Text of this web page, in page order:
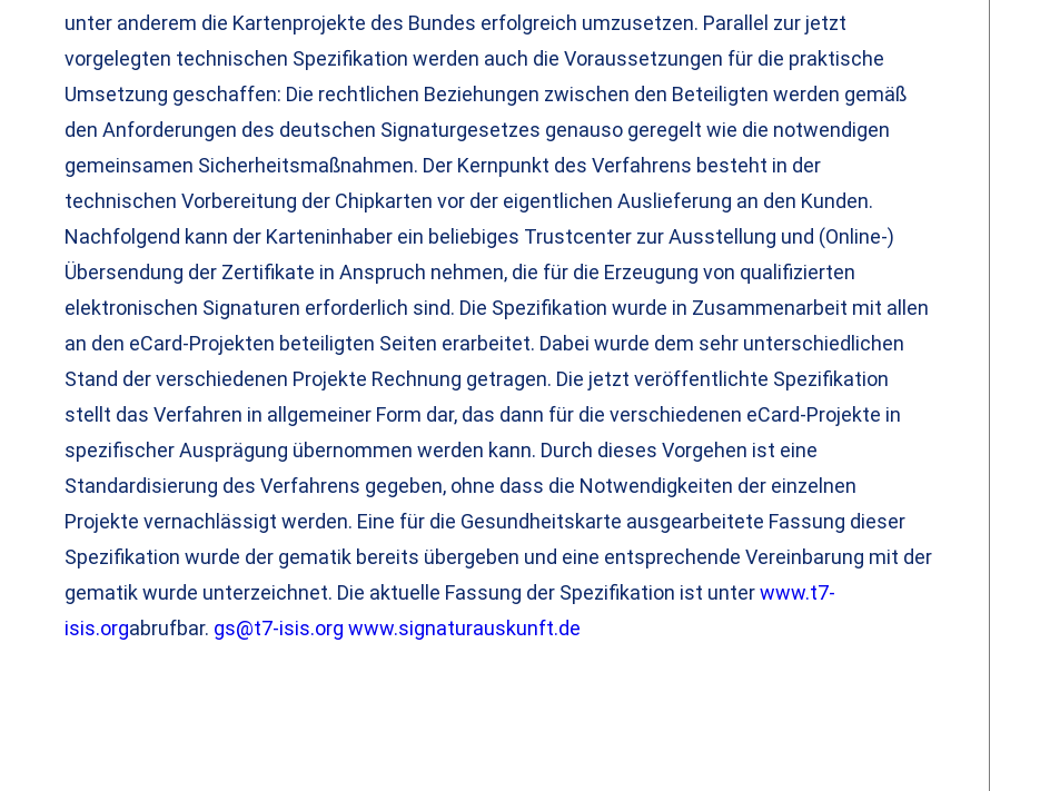
unter anderem die Kartenprojekte des Bundes erfolgreich umzusetzen. Parallel zur jetzt
vorgelegten technischen Spezifikation werden auch die Voraussetzungen für die praktische
Umsetzung geschaffen: Die rechtlichen Beziehungen zwischen den Beteiligten werden gemäß
den Anforderungen des deutschen Signaturgesetzes genauso geregelt wie die notwendigen
gemeinsamen Sicherheitsmaßnahmen. Der Kernpunkt des Verfahrens besteht in der
technischen Vorbereitung der Chipkarten vor der eigentlichen Auslieferung an den Kunden.
Nachfolgend kann der Karteninhaber ein beliebiges Trustcenter zur Ausstellung und (Online-)
Übersendung der Zertifikate in Anspruch nehmen, die für die Erzeugung von qualifizierten
elektronischen Signaturen erforderlich sind. Die Spezifikation wurde in Zusammenarbeit mit allen
an den eCard-Projekten beteiligten Seiten erarbeitet. Dabei wurde dem sehr unterschiedlichen
Stand der verschiedenen Projekte Rechnung getragen. Die jetzt veröffentlichte Spezifikation
stellt das Verfahren in allgemeiner Form dar, das dann für die verschiedenen eCard-Projekte in
spezifischer Ausprägung übernommen werden kann. Durch dieses Vorgehen ist eine
Standardisierung des Verfahrens gegeben, ohne dass die Notwendigkeiten der einzelnen
Projekte vernachlässigt werden. Eine für die Gesundheitskarte ausgearbeitete Fassung dieser
Spezifikation wurde der gematik bereits übergeben und eine entsprechende Vereinbarung mit der
gematik wurde unterzeichnet. Die aktuelle Fassung der Spezifikation ist unterwww.t7-
isis.orgabrufbar. gs@t7-isis.org www.signaturauskunft.de